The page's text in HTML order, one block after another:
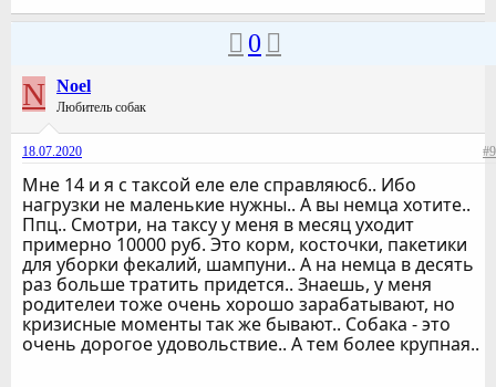
0
N Noel
Любитель собак
18.07.2020 #9
Мне 14 и я с таксой еле еле справляюс6.. Ибо
нагрузки не маленькие нужны.. А вы немца хотите..
Ппц.. Смотри, на таксу у меня в месяц уходит
примерно 10000 руб. Это корм, косточки, пакетики
для уборки фекалий, шампуни.. А на немца в десять
раз больше тратить придется.. Знаешь, у меня
родителеи тоже очень хорошо зарабатывают, но
кризисные моменты так же бывают.. Собака - это
очень дорогое удовольствие.. А тем более крупная..